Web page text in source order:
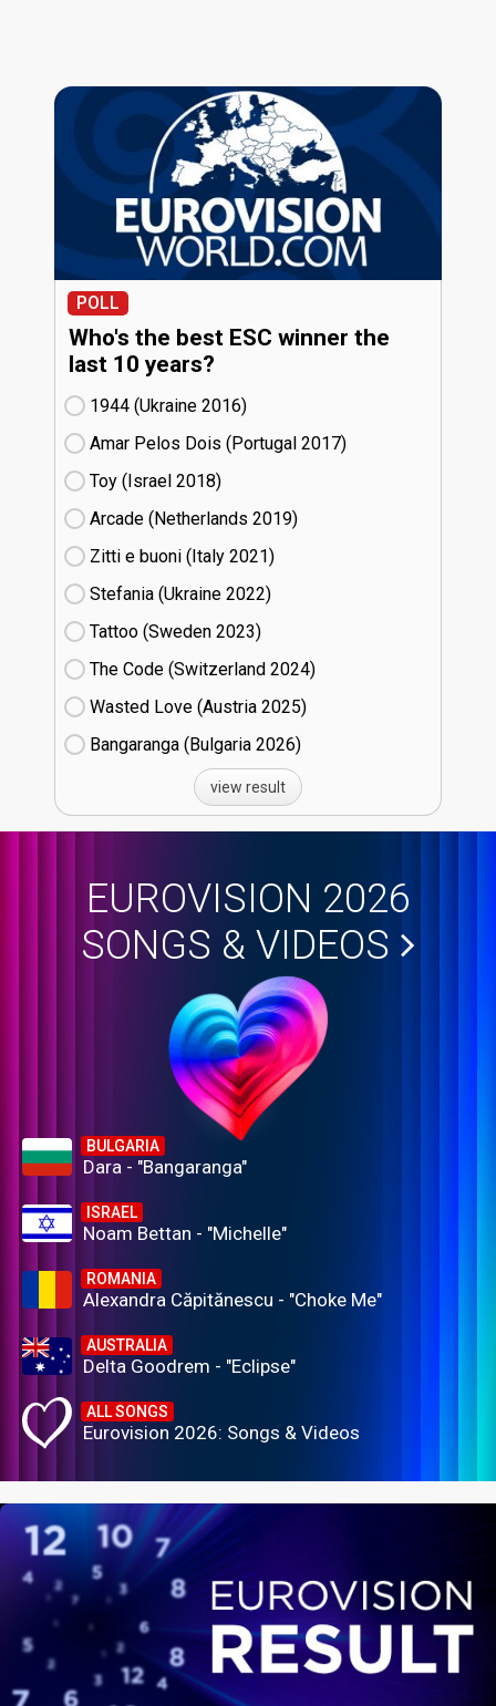
POLL
Who's the best ESC winner the
last 10 years?
1944 (Ukraine
16)
Amar Pelos Dois (Portugal
17)
Toy (Israel
18)
Arcade (Netherlands
19)
Zitti e buoni​ (Italy
21)
Stefania (Ukraine
22)
Tattoo (Sweden
23)
The Code (Switzerland
24)
Wasted Love (Austria
25)
Bangaranga (Bulgaria
26)
view result
EUROVISION 2026
SONGS & VIDEOS
BULGARIA
Dara - "Bangaranga"
ISRAEL
Noam Bettan - "Michelle"
ROMANIA
Alexandra Căpitănescu - "Choke Me"
AUSTRALIA
Delta Goodrem - "Eclipse"
ALL SONGS
Eurovision 2026: Songs & Videos